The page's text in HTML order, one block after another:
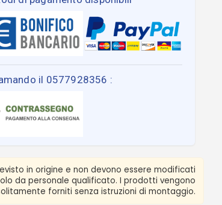
il 0577928356 :
in origine e non devono essere modificati
da personale qualificato. I prodotti vengono
forniti senza istruzioni di montaggio.